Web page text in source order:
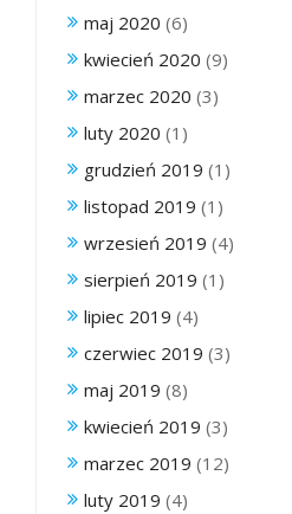
maj 2020 (6)
kwiecień 2020 (9)
marzec 2020 (3)
luty 2020 (1)
grudzień 2019 (1)
listopad 2019 (1)
wrzesień 2019 (4)
sierpień 2019 (1)
lipiec 2019 (4)
czerwiec 2019 (3)
maj 2019 (8)
kwiecień 2019 (3)
marzec 2019 (12)
luty 2019 (4)